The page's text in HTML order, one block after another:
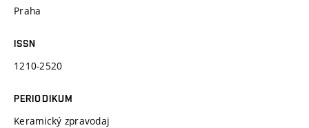
Praha
ISSN
1210-2520
PERIODIKUM
Keramický zpravodaj